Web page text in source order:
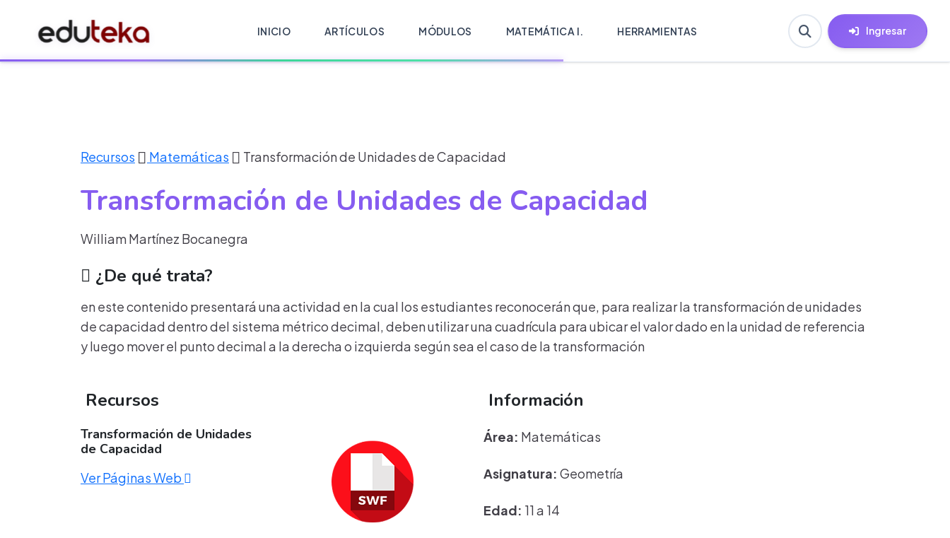
INICIO ARTÍCULOS MÓDULOS MATEMÁTICA I. HERRAMIENTAS Ingresar
Recursos Matemáticas Transformación de Unidades de Capacidad
Transformación de Unidades de Capacidad
William Martínez Bocanegra
¿De qué trata?
en este contenido presentará una actividad en la cual los estudiantes reconocerán que, para realizar la transformación de unidades
de capacidad dentro del sistema métrico decimal, deben utilizar una cuadrícula para ubicar el valor dado en la unidad de referencia
y luego mover el punto decimal a la derecha o izquierda según sea el caso de la transformación
Recursos
Transformación de Unidades
de Capacidad
Ver Páginas Web
Información
Área: Matemáticas
Asignatura: Geometría
Edad: 11 a 14